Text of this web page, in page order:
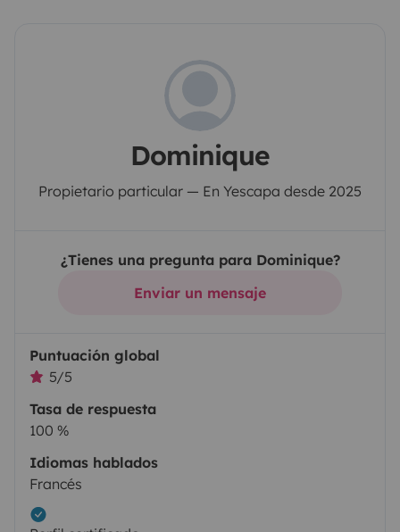
Dominique
Propietario particular — En Yescapa desde 2025
¿Tienes una pregunta para Dominique?
Enviar un mensaje
Puntuación global
5/5
Tasa de respuesta
100 %
Idiomas hablados
Francés